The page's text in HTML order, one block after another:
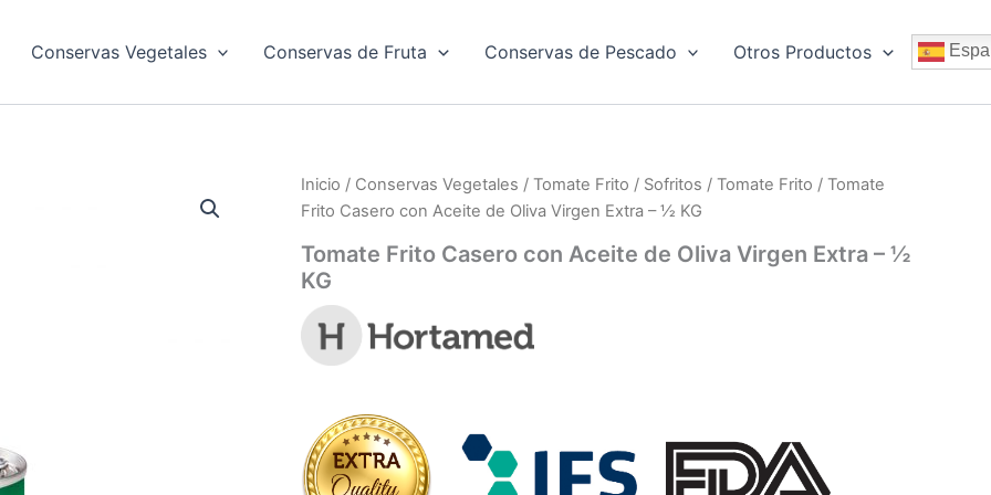
Conservas Vegetales Conservas de Fruta Conservas de Pescado Otros Productos
Inicio / Conservas Vegetales / Tomate Frito / Sofritos / Tomate Frito / Tomate
Frito Casero con Aceite de Oliva Virgen Extra – ½ KG
Tomate Frito Casero con Aceite de Oliva Virgen Extra – ½
KG